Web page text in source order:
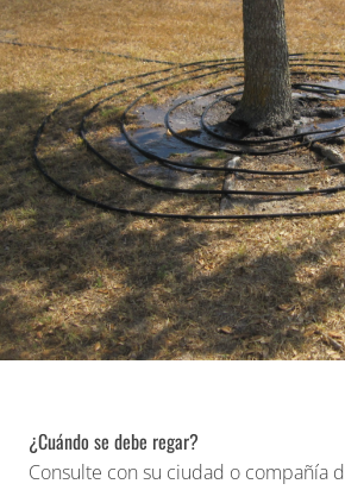
¿Cuándo se debe regar?
Consulte con su ciudad o compañía